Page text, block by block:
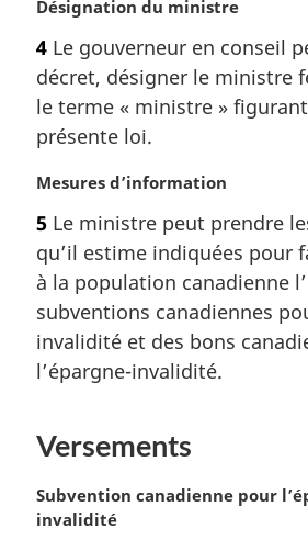
N
t
e
m
r
g
n
a
l
e
:
Désignation du ministre
4 Le gouverneur en conseil
décret, désigner le ministre
le terme « ministre »
présente loi.
N
t
e
m
a
g
i
l
:
Mesures d’information
5 Le ministre peut prendre
qu’il estime indiquées pour
à la population canadienne
subventions canadiennes
invalidité et des bons
l’épargne-invalidité.
Versements
N
o
Subvention canadienne pour
invalidité